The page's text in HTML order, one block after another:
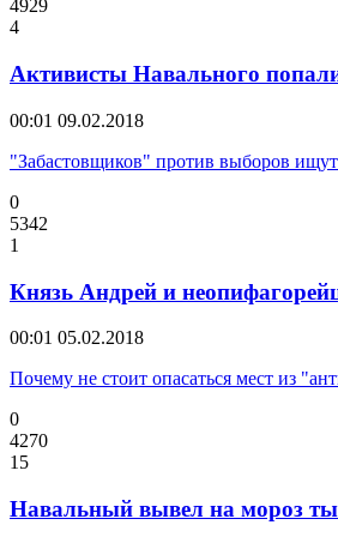
4929
4
Активисты Навального
00:01 09.02.2018
"Забастовщиков" против выборов
0
5342
1
Князь Андрей и
00:01 05.02.2018
Почему не стоит опасаться мест из
0
4270
15
Навальный вывел на мороз